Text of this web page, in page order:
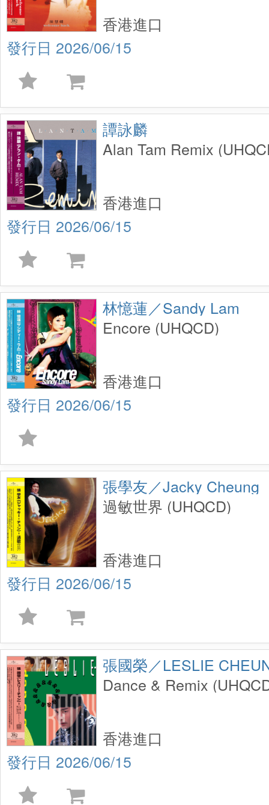
2026/06/15
香港進口
譚詠麟
Alan Tam Remix
2026/06/15
香港進口
林憶蓮／Sandy Lam
Encore (UHQCD)
2026/06/15
香港進口
張學友／Jacky Cheung
過敏世界 (UHQCD)
2026/06/15
香港進口
張國榮／LESLIE
Dance & Remix
2026/06/15
香港進口